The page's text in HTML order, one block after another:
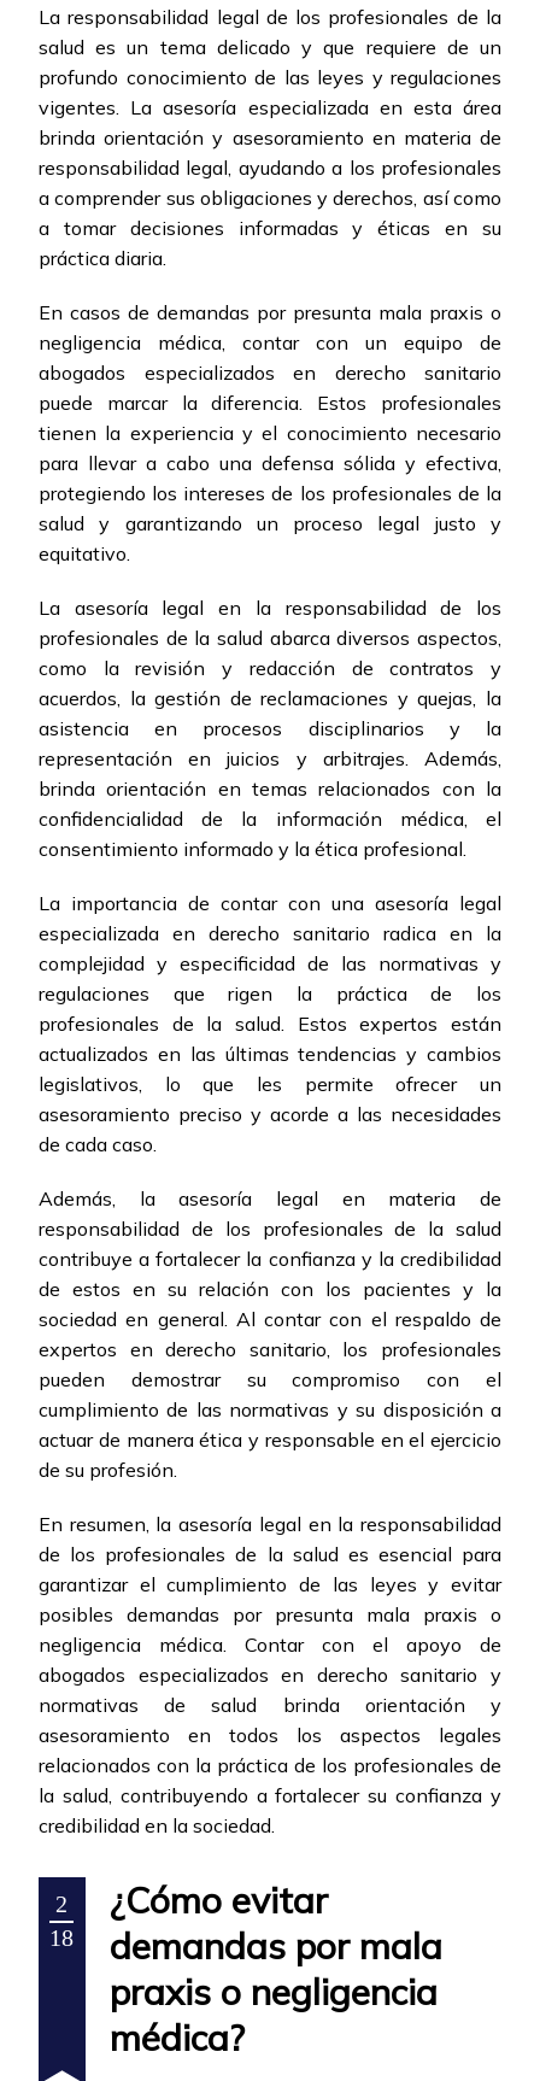
La responsabilidad legal de los profesionales de la
salud es un tema delicado y que requiere de un
profundo conocimiento de las leyes y regulaciones
vigentes. La asesoría especializada en esta área
brinda orientación y asesoramiento en materia de
responsabilidad legal, ayudando a los profesionales
a comprender sus obligaciones y derechos, así como
a tomar decisiones informadas y éticas en su
práctica diaria.
En casos de demandas por presunta mala praxis o
negligencia médica, contar con un equipo de
abogados especializados en derecho sanitario
puede marcar la diferencia. Estos profesionales
tienen la experiencia y el conocimiento necesario
para llevar a cabo una defensa sólida y efectiva,
protegiendo los intereses de los profesionales de la
salud y garantizando un proceso legal justo y
equitativo.
La asesoría legal en la responsabilidad de los
profesionales de la salud abarca diversos aspectos,
como la revisión y redacción de contratos y
acuerdos, la gestión de reclamaciones y quejas, la
asistencia en procesos disciplinarios y la
representación en juicios y arbitrajes. Además,
brinda orientación en temas relacionados con la
confidencialidad de la información médica, el
consentimiento informado y la ética profesional.
La importancia de contar con una asesoría legal
especializada en derecho sanitario radica en la
complejidad y especificidad de las normativas y
regulaciones que rigen la práctica de los
profesionales de la salud. Estos expertos están
actualizados en las últimas tendencias y cambios
legislativos, lo que les permite ofrecer un
asesoramiento preciso y acorde a las necesidades
de cada caso.
Además, la asesoría legal en materia de
responsabilidad de los profesionales de la salud
contribuye a fortalecer la confianza y la credibilidad
de estos en su relación con los pacientes y la
sociedad en general. Al contar con el respaldo de
expertos en derecho sanitario, los profesionales
pueden demostrar su compromiso con el
cumplimiento de las normativas y su disposición a
actuar de manera ética y responsable en el ejercicio
de su profesión.
En resumen, la asesoría legal en la responsabilidad
de los profesionales de la salud es esencial para
garantizar el cumplimiento de las leyes y evitar
posibles demandas por presunta mala praxis o
negligencia médica. Contar con el apoyo de
abogados especializados en derecho sanitario y
normativas de salud brinda orientación y
asesoramiento en todos los aspectos legales
relacionados con la práctica de los profesionales de
la salud, contribuyendo a fortalecer su confianza y
credibilidad en la sociedad.
2
18
¿Cómo evitar
demandas por mala
praxis o negligencia
médica?